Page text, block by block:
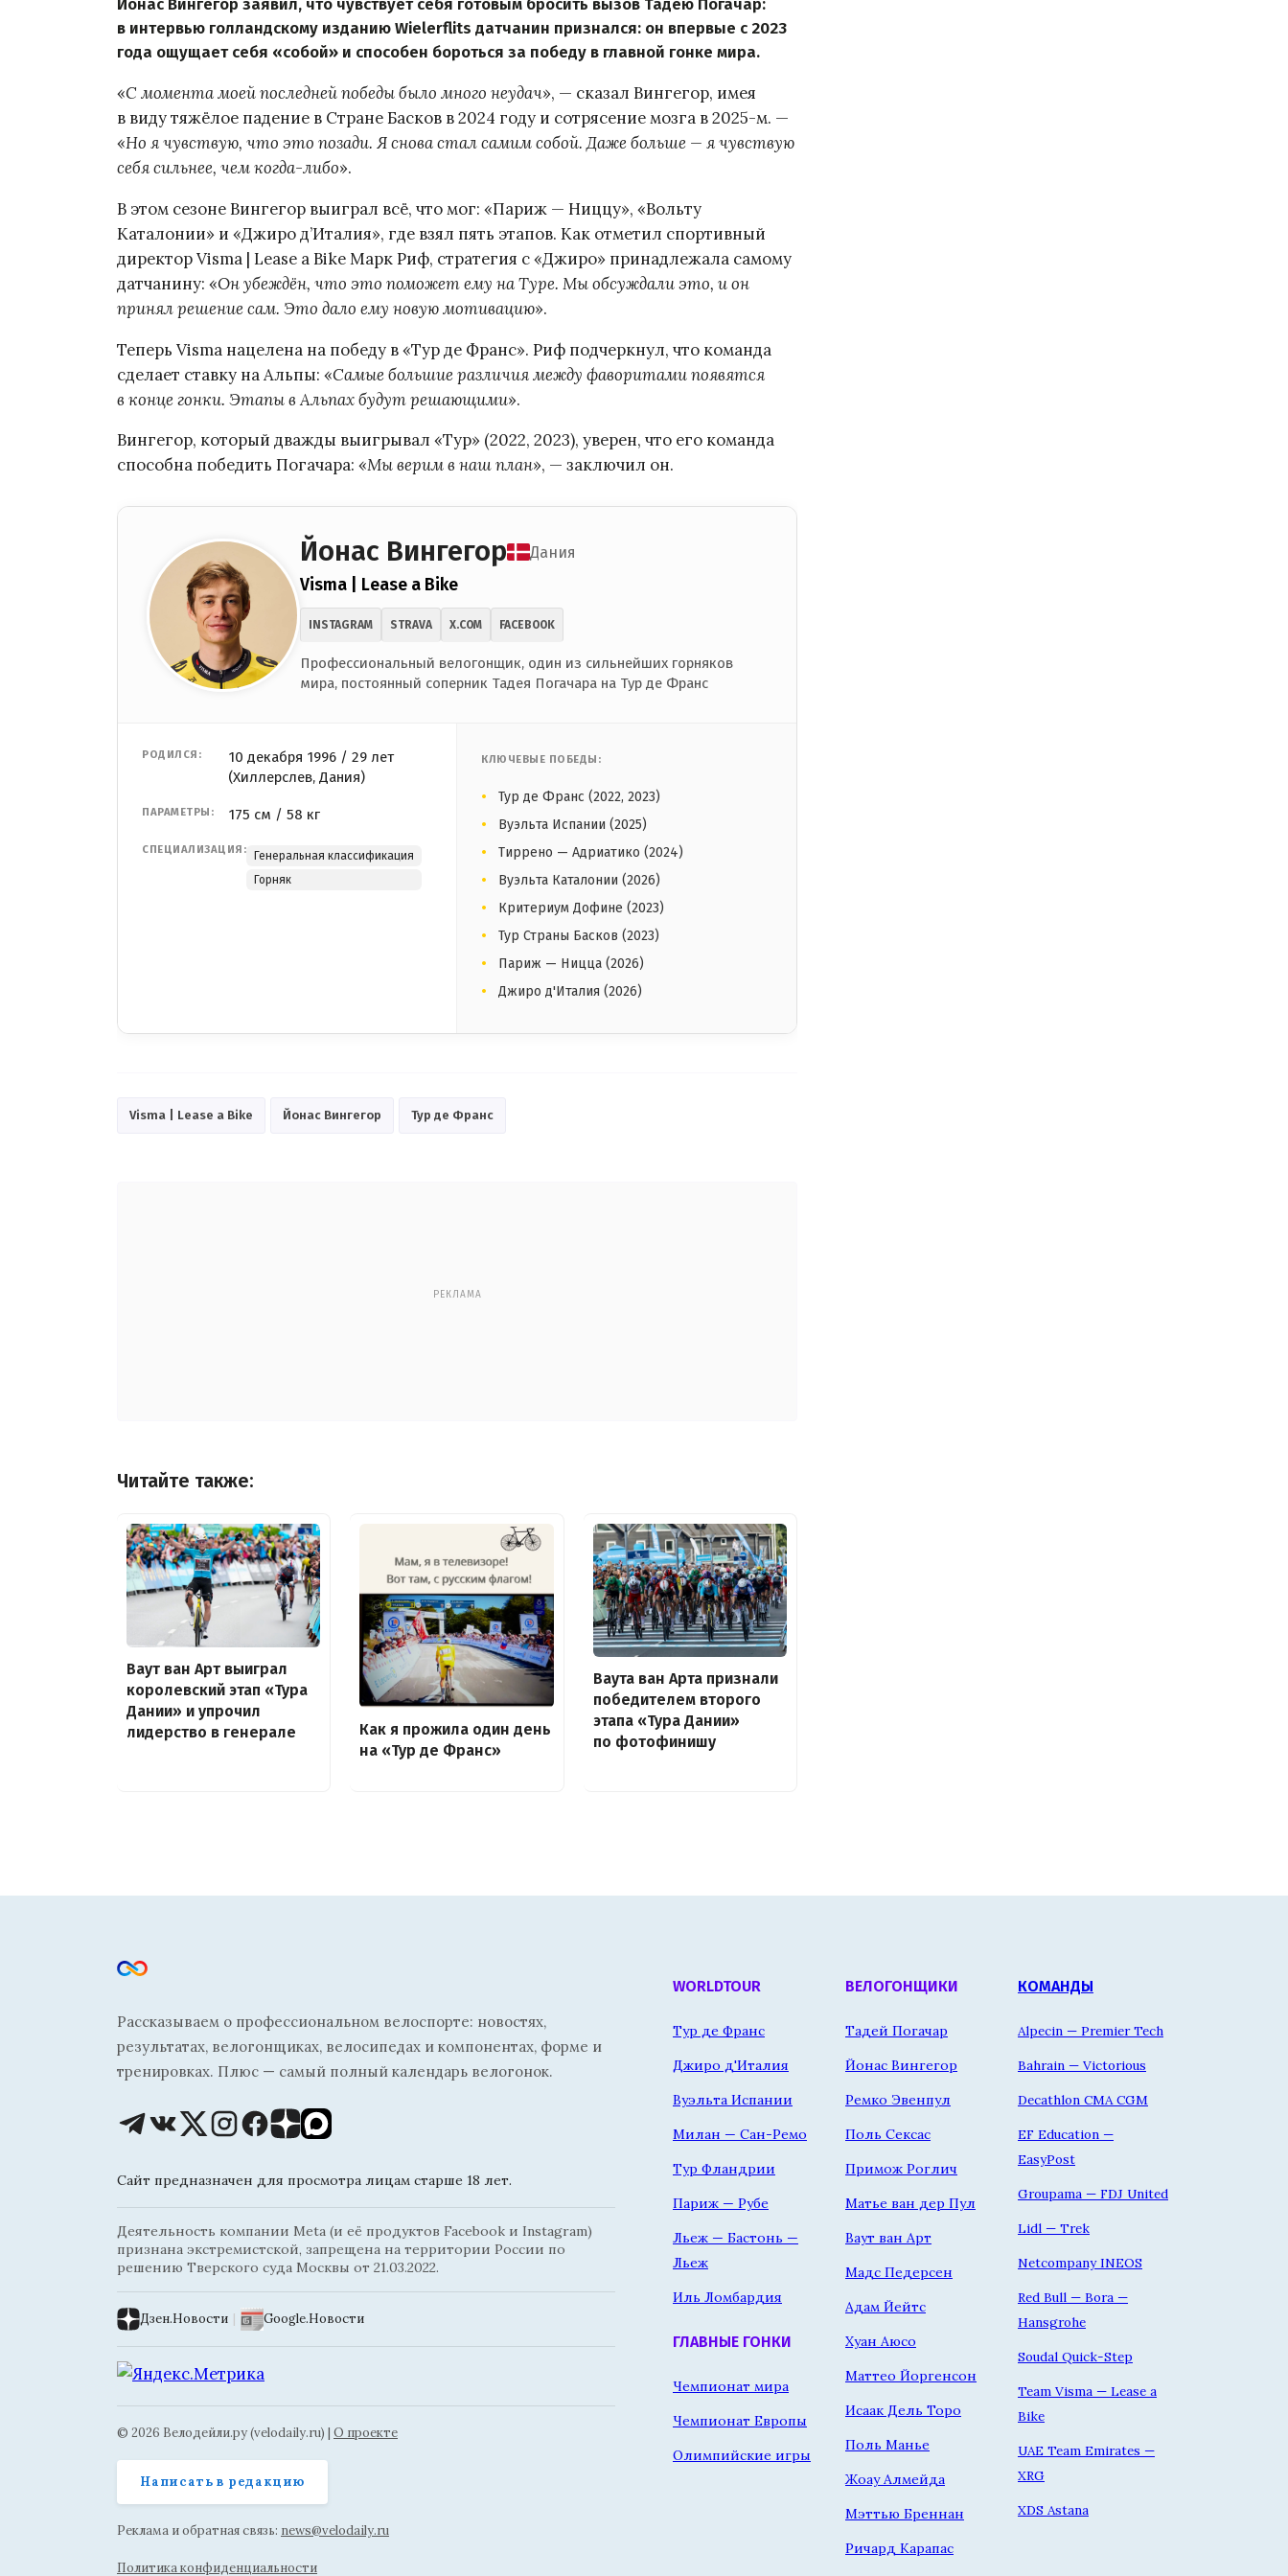
Йонас Вингегор заявил, что чувствует себя готовым бросить вызов Тадею Погачар:
в интервью голландскому изданию Wielerflits датчанин признался: он впервые с 2023
года ощущает себя «собой» и способен бороться за победу в главной гонке мира.
«С момента моей последней победы было много неудач», — сказал Вингегор, имея
в виду тяжёлое падение в Стране Басков в 2024 году и сотрясение мозга в 2025-м. —
«Но я чувствую, что это позади. Я снова стал самим собой. Даже больше — я чувствую
себя сильнее, чем когда-либо».
В этом сезоне Вингегор выиграл всё, что мог: «Париж — Ниццу», «Вольту
Каталонии» и «Джиро д’Италия», где взял пять этапов. Как отметил спортивный
директор Visma | Lease a Bike Марк Риф, стратегия с «Джиро» принадлежала самому
датчанину: «Он убеждён, что это поможет ему на Туре. Мы обсуждали это, и он
принял решение сам. Это дало ему новую мотивацию».
Теперь Visma нацелена на победу в «Тур де Франс». Риф подчеркнул, что команда
сделает ставку на Альпы: «Самые большие различия между фаворитами появятся
в конце гонки. Этапы в Альпах будут решающими».
Вингегор, который дважды выигрывал «Тур» (2022, 2023), уверен, что его команда
способна победить Погачара: «Мы верим в наш план», — заключил он.
Йонас Вингегор Дания
Visma | Lease a Bike
INSTAGRAM STRAVA X.COM FACEBOOK
Профессиональный велогонщик, один из сильнейших горняков
мира, постоянный соперник Тадея Погачара на Тур де Франс
РОДИЛСЯ:
10 декабря 1996 / 29 лет
(Хиллерслев, Дания)
ПАРАМЕТРЫ: 175 см / 58 кг
СПЕЦИАЛИЗАЦИЯ:
Генеральная классификация
Горняк
КЛЮЧЕВЫЕ ПОБЕДЫ:
Тур де Франс (2022, 2023)
Вуэльта Испании (2025)
Тиррено — Адриатико (2024)
Вуэльта Каталонии (2026)
Критериум Дофине (2023)
Тур Страны Басков (2023)
Париж — Ницца (2026)
Джиро д'Италия (2026)
Visma | Lease a Bike Йонас Вингегор Тур де Франс
РЕКЛАМА
Читайте также:
Ваут ван Арт выиграл
королевский этап «Тура
Дании» и упрочил
лидерство в генерале
Как я прожила один день
на «Тур де Франс»
Ваута ван Арта признали
победителем второго
этапа «Тура Дании»
по фотофинишу
Рассказываем о профессиональном велоспорте: новостях,
результатах, велогонщиках, велосипедах и компонентах, форме и
тренировках. Плюс — самый полный календарь велогонок.
Сайт предназначен для просмотра лицам старше 18 лет.
Деятельность компании Meta (и её продуктов Facebook и Instagram)
признана экстремистской, запрещена на территории России по
решению Тверского суда Москвы от 21.03.2022.
Дзен.Новости | Google.Новости
© 2026 Велодейли.ру (velodaily.ru) | О проекте
Написать в редакцию
Реклама и обратная связь: news@velodaily.ru
Политика конфиденциальности
WORLDTOUR
Тур де Франс
Джиро д'Италия
Вуэльта Испании
Милан — Сан-Ремо
Тур Фландрии
Париж — Рубе
Льеж — Бастонь —
Льеж
Иль Ломбардия
ГЛАВНЫЕ ГОНКИ
Чемпионат мира
Чемпионат Европы
Олимпийские игры
ВЕЛОГОНЩИКИ
Тадей Погачар
Йонас Вингегор
Ремко Эвенпул
Поль Сексас
Примож Роглич
Матье ван дер Пул
Ваут ван Арт
Мадс Педерсен
Адам Йейтс
Хуан Аюсо
Маттео Йоргенсон
Исаак Дель Торо
Поль Манье
Жоау Алмейда
Мэттью Бреннан
Ричард Карапас
КОМАНДЫ
Alpecin — Premier Tech
Bahrain — Victorious
Decathlon CMA CGM
EF Education —
EasyPost
Groupama — FDJ United
Lidl — Trek
Netcompany INEOS
Red Bull — Bora —
Hansgrohe
Soudal Quick-Step
Team Visma — Lease a
Bike
UAE Team Emirates —
XRG
XDS Astana